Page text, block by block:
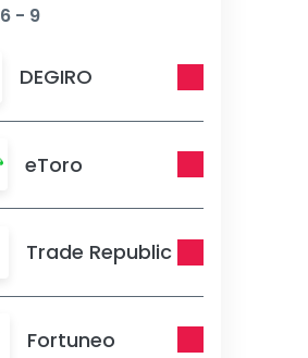
6 - 9
DEGIRO
eToro
Trade Republic
Fortuneo